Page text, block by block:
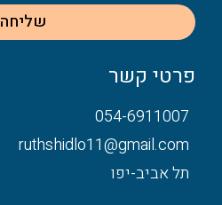
שליחה
פרטי קשר
054-6911007
ruthshidlo11@gmail.com
תל אביב-יפו